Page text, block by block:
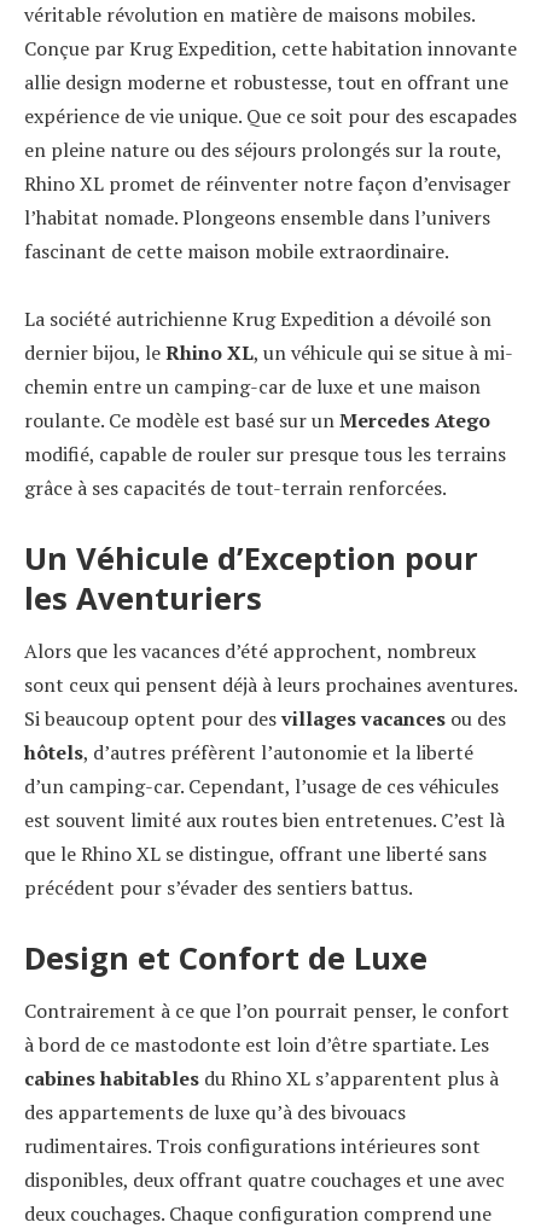
véritable révolution en matière de maisons mobiles.
Conçue par Krug Expedition, cette habitation innovante
allie design moderne et robustesse, tout en offrant une
expérience de vie unique. Que ce soit pour des escapades
en pleine nature ou des séjours prolongés sur la route,
Rhino XL promet de réinventer notre façon d’envisager
l’habitat nomade. Plongeons ensemble dans l’univers
fascinant de cette maison mobile extraordinaire.
La société autrichienne Krug Expedition a dévoilé son
dernier bijou, leRhino XL, un véhicule qui se situe à mi-
chemin entre un camping-car de luxe et une maison
roulante. Ce modèle est basé sur unMercedes Atego
modifié, capable de rouler sur presque tous les terrains
grâce à ses capacités de tout-terrain renforcées.
Un Véhicule d’Exception pour
les Aventuriers
Alors que les vacances d’été approchent, nombreux
sont ceux qui pensent déjà à leurs prochaines aventures.
Si beaucoup optent pour desvillages vacances ou des
hôtels, d’autres préfèrent l’autonomie et la liberté
d’un camping-car. Cependant, l’usage de ces véhicules
est souvent limité aux routes bien entretenues. C’est là
que le Rhino XL se distingue, offrant une liberté sans
précédent pour s’évader des sentiers battus.
Design et Confort de Luxe
Contrairement à ce que l’on pourrait penser, le confort
à bord de ce mastodonte est loin d’être spartiate. Les
cabines habitables du Rhino XL s’apparentent plus à
des appartements de luxe qu’à des bivouacs
rudimentaires. Trois configurations intérieures sont
disponibles, deux offrant quatre couchages et une avec
deux couchages. Chaque configuration comprend une